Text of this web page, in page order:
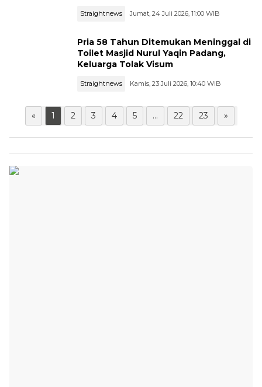
Straightnews Jumat, 24 Juli 2026, 11:00 WIB
Pria 58 Tahun Ditemukan Meninggal di
Toilet Masjid Nurul Yaqin Padang,
Keluarga Tolak Visum
Straightnews Kamis, 23 Juli 2026, 10:40 WIB
« 1 2 3 4 5 ... 22 23 »